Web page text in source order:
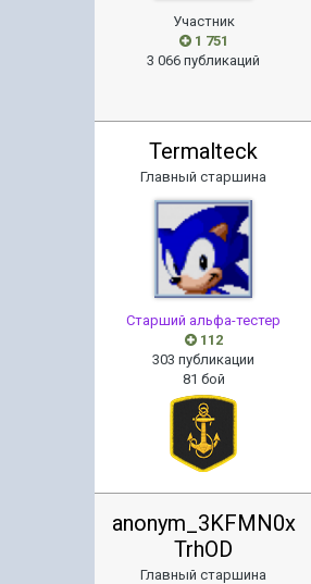
Участник
1 751
3 066 публикаций
Termalteck
Главный старшина
Старший альфа-тестер
112
303 публикации
81 бой
anonym_3KFMN0x
TrhOD
Главный старшина